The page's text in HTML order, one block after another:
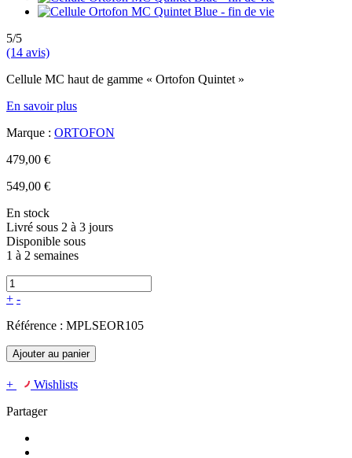
5/5
(14 avis)
Cellule MC haut de gamme « Ortofon Quintet »
En savoir plus
Marque : ORTOFON
479,00 €
549,00 €
En stock
Livré sous 2 à 3 jours
Disponible sous
1 à 2 semaines
+ -
Référence : MPLSEOR105
Ajouter au panier
+
Wishlists
Partager